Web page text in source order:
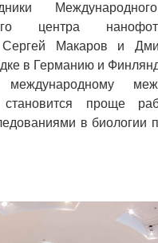
центра
Сергей Макаров и
в Германию и
становится проще
в биологии